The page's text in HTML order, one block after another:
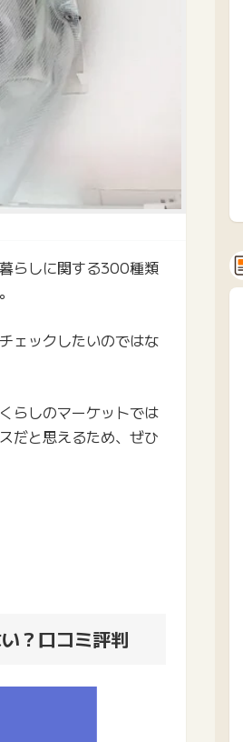
らしに関する300種類
ェックしたいのではな
らしのマーケットでは
だと思えるため、ぜひ
？口コミ評判